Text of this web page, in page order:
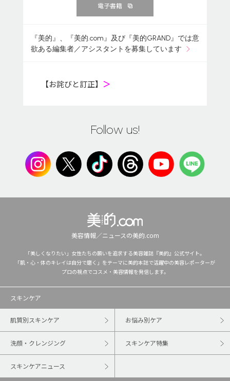
電子書籍
『美的』、『美的.com』及び『美的GRAND』では意
欲ある編集者／アシスタントを募集しています
【お詫びと訂正】 ＞
Follow us!
美容情報／ニュースの美的.com
「美しくなりたい」女性たちの願いを追求する美容雑誌『美的』公式サイト。
「肌・心・体のキレイは自分で磨く」をテーマに美的本誌で活躍中の美容レポーターが
プロの視点でコスメ・美容情報を発信します。
スキンケア
肌質別スキンケア お悩み別ケア
洗顔・クレンジング スキンケア特集
スキンケアニュース